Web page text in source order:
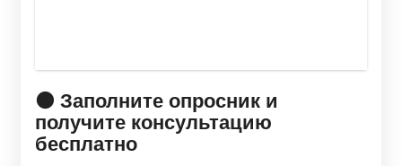
🟠 Заполните опросник и
получите консультацию
бесплатно